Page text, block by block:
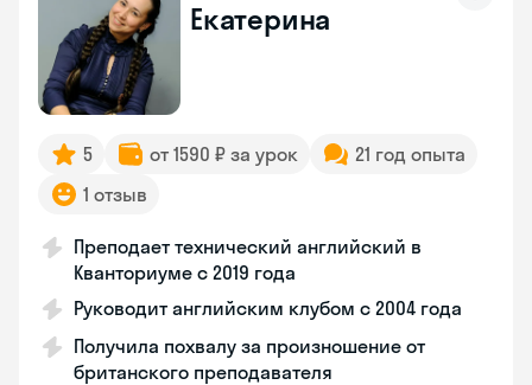
Екатерина
5 от 1590 ₽ за урок
21 год опыта
1 отзыв
Преподает технический английский в
Кванториуме с 2019 года
Руководит английским клубом с 2004 года
Получила похвалу за произношение от
британского преподавателя